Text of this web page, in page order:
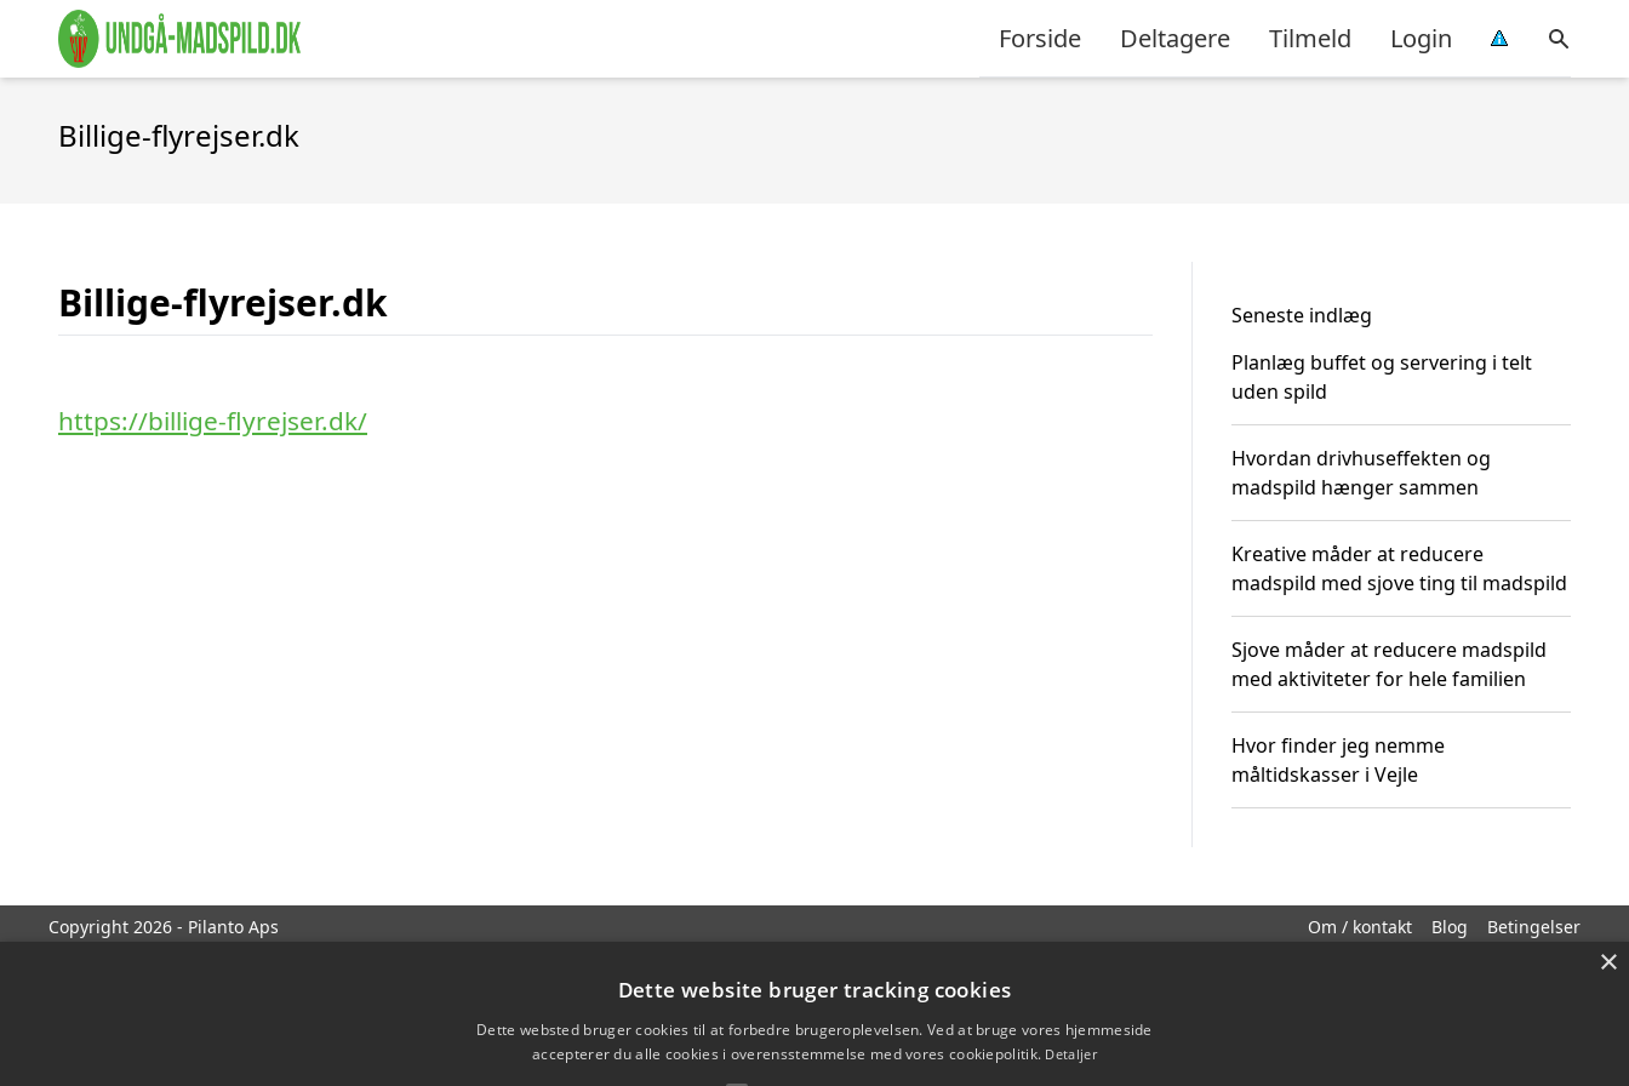
Forside Deltagere Tilmeld Login
Billige-flyrejser.dk
Billige-flyrejser.dk
https://billige-flyrejser.dk/
Seneste indlæg
Planlæg buffet og servering i telt
uden spild
Hvordan drivhuseffekten og
madspild hænger sammen
Kreative måder at reducere
madspild med sjove ting til madspild
Sjove måder at reducere madspild
med aktiviteter for hele familien
Hvor finder jeg nemme
måltidskasser i Vejle
Copyright 2026 - Pilanto Aps Om / kontakt Blog Betingelser
×
Dette website bruger tracking cookies
Dette websted bruger cookies til at forbedre brugeroplevelsen. Ved at bruge vores hjemmeside
accepterer du alle cookies i overensstemmelse med vores cookiepolitik. Detaljer